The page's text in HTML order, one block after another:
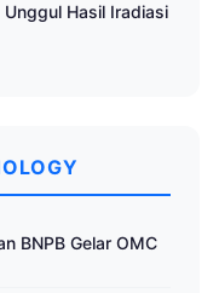
Unggul Hasil Iradiasi
BNPB Gelar OMC